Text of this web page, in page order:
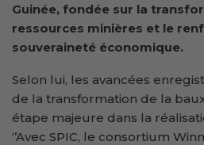
Guinée, fondée sur la
ressources minières et le
souveraineté économique.
Selon lui, les avancées
de la transformation de la
étape majeure dans la
‘’Avec SPIC, le consortium